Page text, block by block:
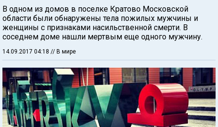
В одном из домов в поселке Кратово Московской
области были обнаружены тела пожилых мужчины и
женщины с признаками насильственной смерти. В
соседнем доме нашли мертвым еще одного мужчину.
14.09.2017 04:18 // В мире